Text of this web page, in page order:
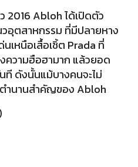
2016 Abloh ได้เปิดตัว
อุตสาหกรรม ที่มีปลายหาง
เหนือเสื้อเชิ้ต Prada ที่
ความฮือฮามาก แล้วยอด
ที ดังนั้นแม้บางคนจะไม่
ำนานสำคัญของ Abloh